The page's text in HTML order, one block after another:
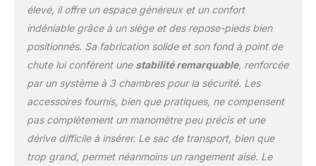
Les valves Halkey-
Roberts résistent à une
faciles à utiliser et ne
fuient pas. Plusieurs
dispositifs de sécurité
pour vous aider à faire
du kayak en toute
sécurité. 【Appréciez le
confort】Un plancher
drop-stitch peut offrir
élevé, il offre un espace généreux et un confort
indéniable grâce à un siège et des repose-pieds bien
positionnés. Sa fabrication solide et son fond à point de
chute lui confèrent une stabilité remarquable, renforcée
par un système à 3 chambres pour la sécurité. Les
accessoires fournis, bien que pratiques, ne compensent
pas complètement un manomètre peu précis et une
dérive difficile à insérer. Le sac de transport, bien que
trop grand, permet néanmoins un rangement aisé. Le